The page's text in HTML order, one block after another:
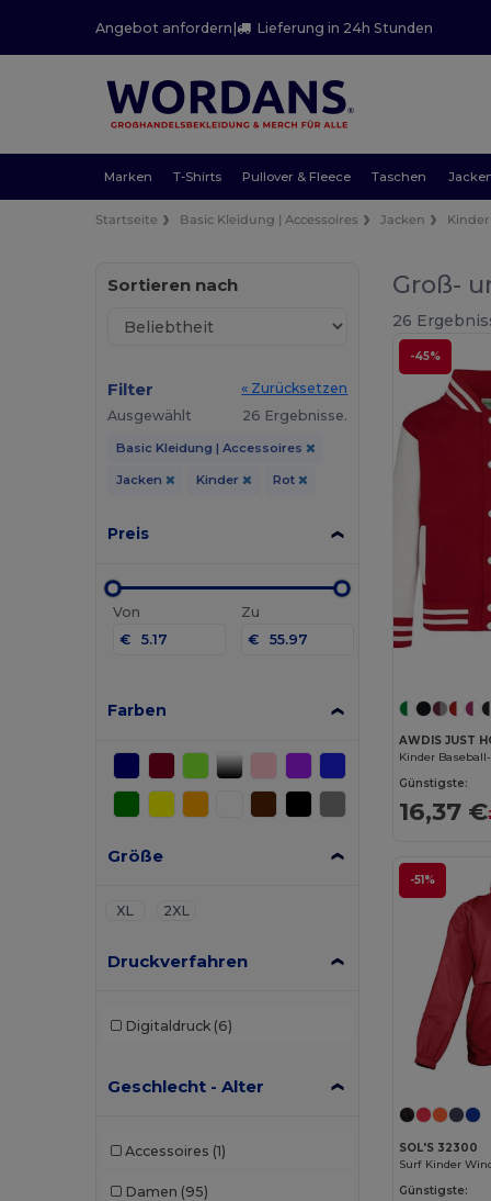
Angebot anfordern| Lieferung in 24h Stunden
Marken T-Shirts Pullover & Fleece Taschen
Startseite Basic Kleidung | Accessoires Jacken Kinder
Sortieren nach
Filter
« Zurücksetzen
Ausgewählt
26 Ergebnisse.
Basic Kleidung | Accessoires
Jacken Kinder Rot
Preis
Von
€
Zu
€
Farben
Größe
XL 2XL
Druckverfahren
Digitaldruck (6)
Geschlecht - Alter
Accessoires (1)
Damen (95)
Groß-
26
-45%
AWDIS JUST
Kinder
Günstigste:
16,37 €
-51%
SOL'S 32300
Günstigste: